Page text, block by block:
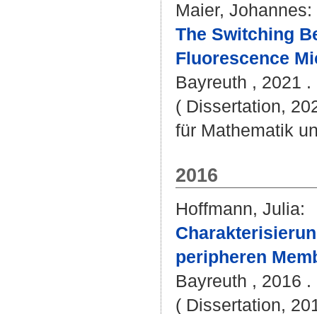
Maier, Johannes:
The Switching
Fluorescence
Bayreuth , 2021 .
( Dissertation,
für Mathematik
2016
Hoffmann, Julia:
peripheren
Bayreuth , 2016 .
( Dissertation,